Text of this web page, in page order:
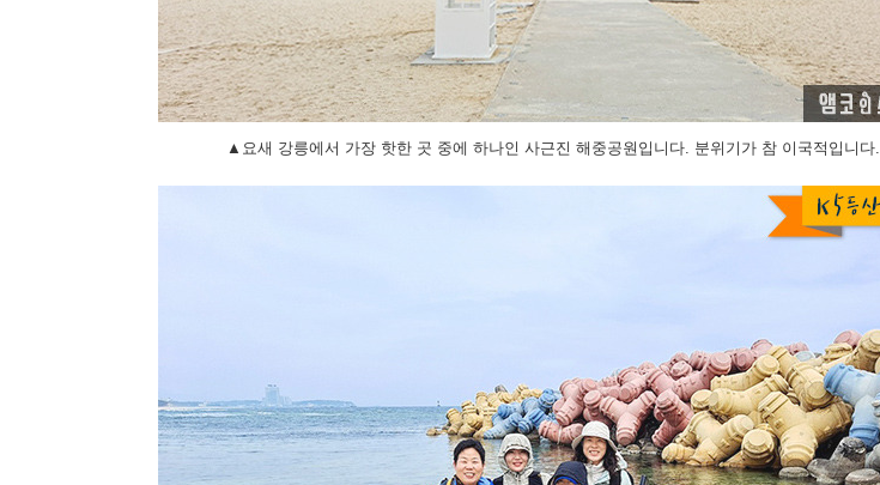
▲요새 강릉에서 가장 핫한 곳 중에 하나인 사근진 해중공원입니다. 분위기가 참 이국적입니다.